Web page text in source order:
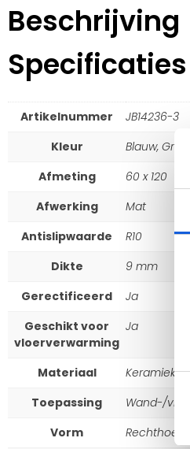
Beschrijving
Specificaties
Artikelnummer
JB14236-3
Kleur
Blauw, Grijs
Afmeting
60 x 120
Afwerking
Mat
Antislipwaarde
R10
Dikte
9 mm
Gerectificeerd
Ja
Geschikt voor
vloerverwarming
Ja
Materiaal
Keramiek
Toepassing
Wand-/
Vorm
Rechthoekig